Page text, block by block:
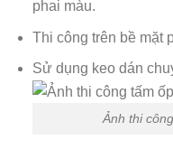
phai màu.
Thi công trên bề mặt
Sử dụng keo dán
Ảnh thi